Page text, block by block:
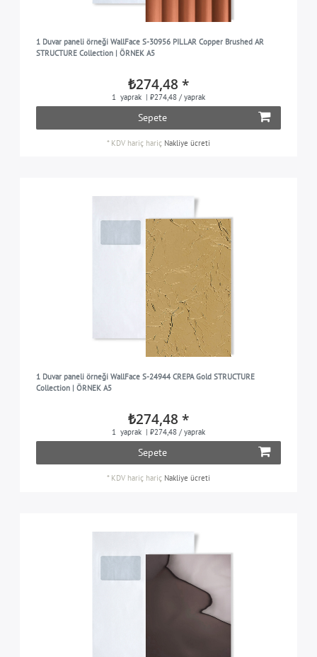
1 Duvar paneli örneği WallFace S-30956 PILLAR Copper Brushed AR
STRUCTURE Collection | ÖRNEK A5
₺274,48 *
1 yaprak | ₺274,48 / yaprak
Sepete
* KDV hariç hariç Nakliye ücreti
1 Duvar paneli örneği WallFace S-24944 CREPA Gold STRUCTURE
Collection | ÖRNEK A5
₺274,48 *
1 yaprak | ₺274,48 / yaprak
Sepete
* KDV hariç hariç Nakliye ücreti